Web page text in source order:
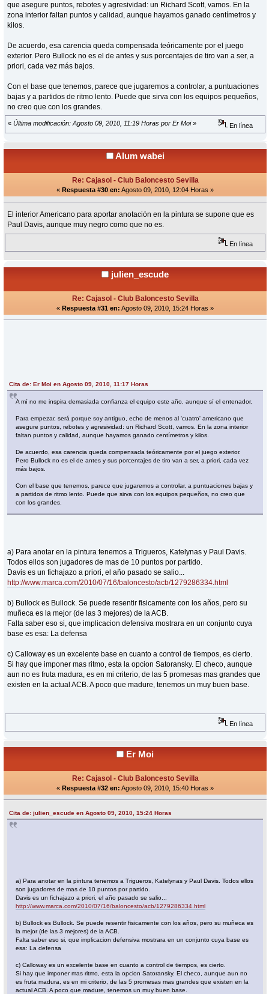
que asegure puntos, rebotes y agresividad: un Richard Scott, vamos. En la
zona interior faltan puntos y calidad, aunque hayamos ganado centímetros y
kilos.
De acuerdo, esa carencia queda compensada teóricamente por el juego
exterior. Pero Bullock no es el de antes y sus porcentajes de tiro van a ser, a
priori, cada vez más bajos.
Con el base que tenemos, parece que jugaremos a controlar, a puntuaciones
bajas y a partidos de ritmo lento. Puede que sirva con los equipos pequeños,
no creo que con los grandes.
« Última modificación: Agosto 09, 2010, 11:19 Horas por Er Moi» En línea
Alum wabei
Re: Cajasol - Club Baloncesto Sevilla
« Respuesta #30 en: Agosto 09, 2010, 12:04 Horas »
El interior Americano para aportar anotación en la pintura se supone que es
Paul Davis, aunque muy negro como que no es.
En línea
julien_escude
Re: Cajasol - Club Baloncesto Sevilla
« Respuesta #31 en: Agosto 09, 2010, 15:24 Horas »
Cita de: Er Moi en Agosto 09, 2010, 11:17 Horas
A mí no me inspira demasiada confianza el equipo este año, aunque sí el entenador.
Para empezar, será porque soy antiguo, echo de menos al 'cuatro' americano que
asegure puntos, rebotes y agresividad: un Richard Scott, vamos. En la zona interior
faltan puntos y calidad, aunque hayamos ganado centímetros y kilos.
De acuerdo, esa carencia queda compensada teóricamente por el juego exterior.
Pero Bullock no es el de antes y sus porcentajes de tiro van a ser, a priori, cada vez
más bajos.
Con el base que tenemos, parece que jugaremos a controlar, a puntuaciones bajas y
a partidos de ritmo lento. Puede que sirva con los equipos pequeños, no creo que
con los grandes.
a) Para anotar en la pintura tenemos a Trigueros, Katelynas y Paul Davis.
Todos ellos son jugadores de mas de 10 puntos por partido.
Davis es un fichajazo a priori, el año pasado se salio...
http://www.marca.com/2010/07/16/baloncesto/acb/1279286334.html
b) Bullock es Bullock. Se puede resentir fisicamente con los años, pero su
muñeca es la mejor (de las 3 mejores) de la ACB.
Falta saber eso si, que implicacion defensiva mostrara en un conjunto cuya
base es esa: La defensa
c) Calloway es un excelente base en cuanto a control de tiempos, es cierto.
Si hay que imponer mas ritmo, esta la opcion Satoransky. El checo, aunque
aun no es fruta madura, es en mi criterio, de las 5 promesas mas grandes que
existen en la actual ACB. A poco que madure, tenemos un muy buen base.
En línea
Er Moi
Re: Cajasol - Club Baloncesto Sevilla
« Respuesta #32 en: Agosto 09, 2010, 15:40 Horas »
Cita de: julien_escude en Agosto 09, 2010, 15:24 Horas
a) Para anotar en la pintura tenemos a Trigueros, Katelynas y Paul Davis. Todos ellos
son jugadores de mas de 10 puntos por partido.
Davis es un fichajazo a priori, el año pasado se salio...
http://www.marca.com/2010/07/16/baloncesto/acb/1279286334.html
b) Bullock es Bullock. Se puede resentir fisicamente con los años, pero su muñeca es
la mejor (de las 3 mejores) de la ACB.
Falta saber eso si, que implicacion defensiva mostrara en un conjunto cuya base es
esa: La defensa
c) Calloway es un excelente base en cuanto a control de tiempos, es cierto.
Si hay que imponer mas ritmo, esta la opcion Satoransky. El checo, aunque aun no
es fruta madura, es en mi criterio, de las 5 promesas mas grandes que existen en la
actual ACB. A poco que madure, tenemos un muy buen base.